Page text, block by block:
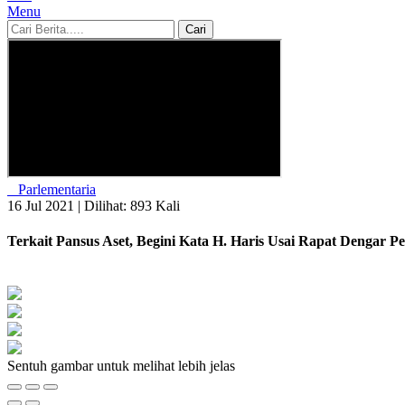
Menu
Cari
Parlementaria
16 Jul 2021 | Dilihat: 893 Kali
Terkait Pansus Aset, Begini Kata H. Haris Usai Rapat Dengar
Sentuh gambar untuk melihat lebih jelas